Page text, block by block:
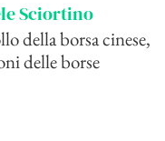
Sciortino
della borsa cinese,
delle borse